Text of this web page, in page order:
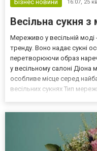
Бізнес новини 16:07, 25
Весільна сукня
Мереживо у весільній моді
тренду. Воно надає сукні
перетворюючи образ
у весільному салоні Діона
особливе місце серед
весільних сукнях Тип